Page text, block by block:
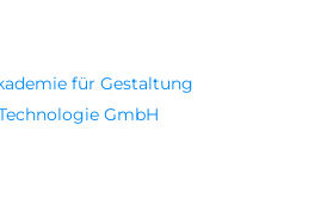
für Gestaltung
GmbH